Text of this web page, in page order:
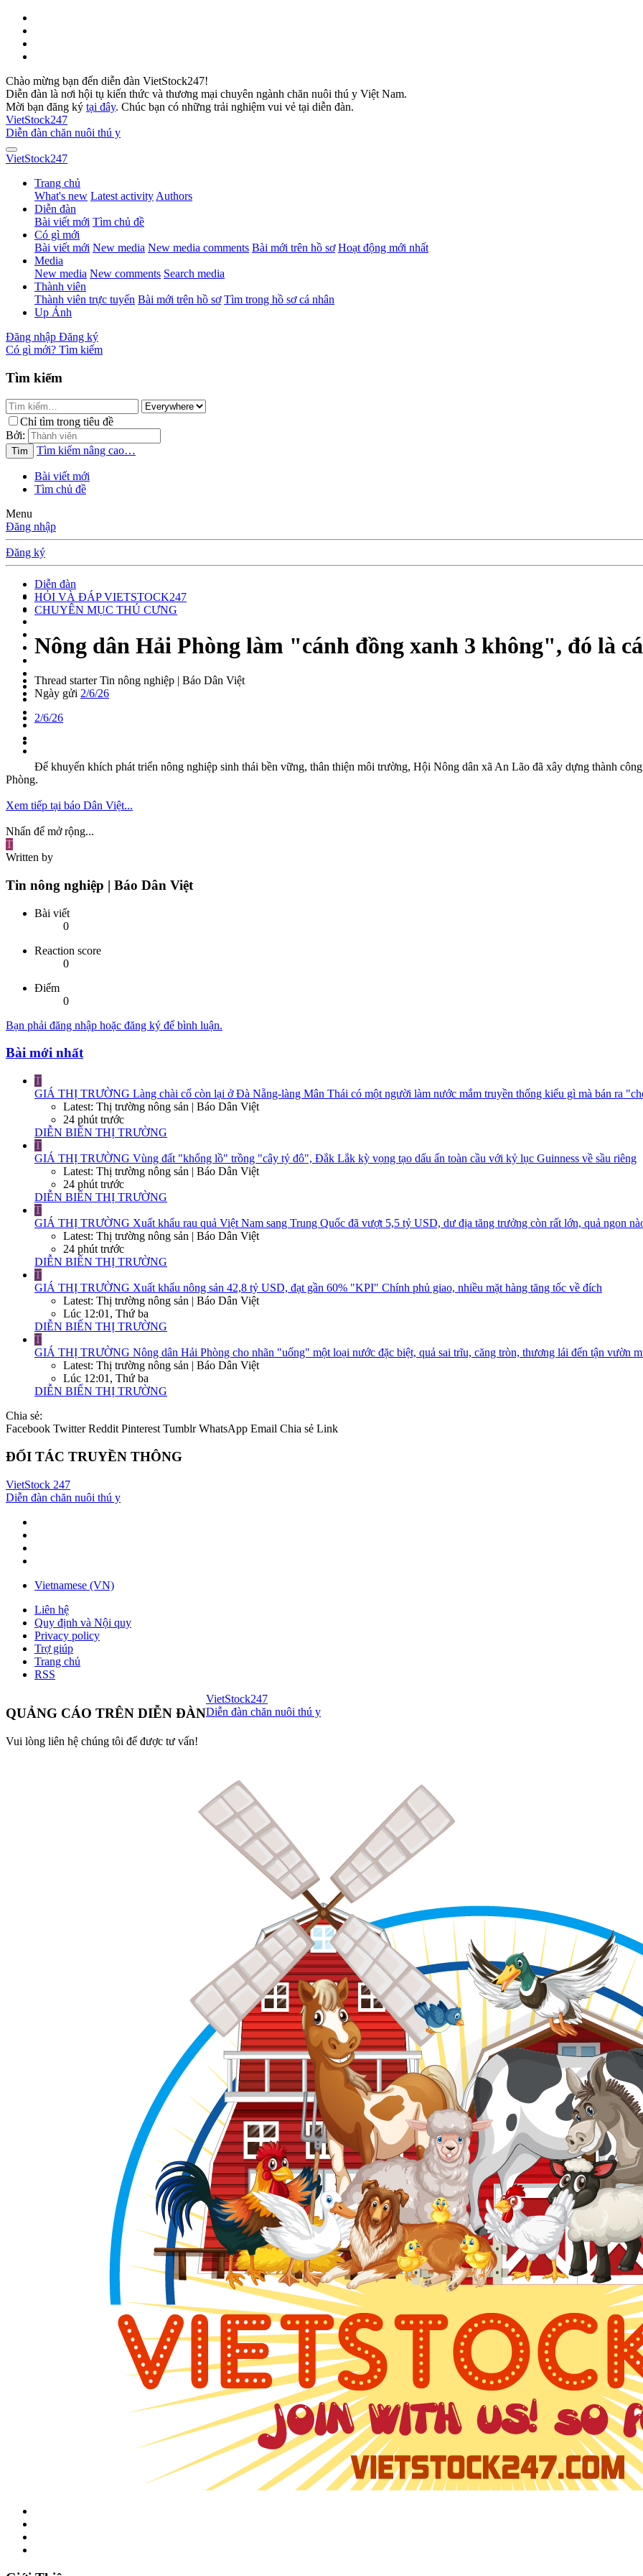
Chào mừng bạn đến diễn đàn VietStock247!
Diễn đàn là nơi hội tụ kiến thức và thương mại chuyên ngành chăn nuôi thú y Việt Nam.
Mời bạn đăng ký tại đây. Chúc bạn có những trải nghiệm vui vẻ tại diễn đàn.
VietStock247
Diễn đàn chăn nuôi thú y
VietStock247
Trang chủ
What's new Latest activity Authors
Diễn đàn
Bài viết mới Tìm chủ đề
Có gì mới
Bài viết mới New media New media comments Bài mới trên hồ sơ Hoạt động mới nhất
Media
New media New comments Search media
Thành viên
Thành viên trực tuyến Bài mới trên hồ sơ Tìm trong hồ sơ cá nhân
Up Ảnh
Đăng nhập Đăng ký
Có gì mới? Tìm kiếm
Tìm kiếm
Chỉ tìm trong tiêu đề
Bởi:
Tìm Tìm kiếm nâng cao…
Bài viết mới
Tìm chủ đề
Menu
Đăng nhập
Đăng ký
Diễn đàn
HỎI VÀ ĐÁP VIETSTOCK247
CHUYÊN MỤC THÚ CƯNG
Nông dân Hải Phòng làm "cánh đồng xanh 3 không", đó là
Thread starter Tin nông nghiệp | Báo Dân Việt
Ngày gửi 2/6/26
2/6/26
Để khuyến khích phát triển nông nghiệp sinh thái bền vững, thân thiện môi trường, Hội Nông dân xã An Lão đã xây dựng thành
Phòng.
Xem tiếp tại báo Dân Việt...
Nhấn để mở rộng...
T
Written by
Tin nông nghiệp | Báo Dân Việt
Bài viết
0
Reaction score
0
Điểm
0
Bạn phải đăng nhập hoặc đăng ký để bình luận.
Bài mới nhất
T
GIÁ THỊ TRƯỜNG Làng chài cổ còn lại ở Đà Nẵng-làng Mân Thái có một người làm nước mắm truyền thống kiểu gì mà bán ra
Latest: Thị trường nông sản | Báo Dân Việt
24 phút trước
DIỄN BIẾN THỊ TRƯỜNG
T
GIÁ THỊ TRƯỜNG Vùng đất "khổng lồ" trồng "cây tỷ đô", Đắk Lắk kỳ vọng tạo dấu ấn toàn cầu với kỷ lục Guinness về sầu riêng
Latest: Thị trường nông sản | Báo Dân Việt
24 phút trước
DIỄN BIẾN THỊ TRƯỜNG
T
GIÁ THỊ TRƯỜNG Xuất khẩu rau quả Việt Nam sang Trung Quốc đã vượt 5,5 tỷ USD, dư địa tăng trưởng còn rất lớn, quả ngon
Latest: Thị trường nông sản | Báo Dân Việt
24 phút trước
DIỄN BIẾN THỊ TRƯỜNG
T
GIÁ THỊ TRƯỜNG Xuất khẩu nông sản 42,8 tỷ USD, đạt gần 60% "KPI" Chính phủ giao, nhiều mặt hàng tăng tốc về đích
Latest: Thị trường nông sản | Báo Dân Việt
Lúc 12:01, Thứ ba
DIỄN BIẾN THỊ TRƯỜNG
T
GIÁ THỊ TRƯỜNG Nông dân Hải Phòng cho nhãn "uống" một loại nước đặc biệt, quả sai trĩu, căng tròn, thương lái đến tận vườn
Latest: Thị trường nông sản | Báo Dân Việt
Lúc 12:01, Thứ ba
DIỄN BIẾN THỊ TRƯỜNG
Chia sẻ:
Facebook Twitter Reddit Pinterest Tumblr WhatsApp Email Chia sẻ Link
ĐỐI TÁC TRUYỀN THÔNG
VietStock 247
Diễn đàn chăn nuôi thú y
Vietnamese (VN)
Liên hệ
Quy định và Nội quy
Privacy policy
Trợ giúp
Trang chủ
RSS
QUẢNG CÁO TRÊN DIỄN ĐÀN
Vui lòng liên hệ chúng tôi để được tư vấn!
VietStock247
Diễn đàn chăn nuôi thú y